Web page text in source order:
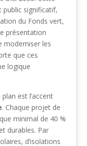
public significatif,
du Fonds vert,
présentation
moderniser les
que ces
logique
est l’accent
. Chaque projet de
minimal de 40 %
durables. Par
d’isolations